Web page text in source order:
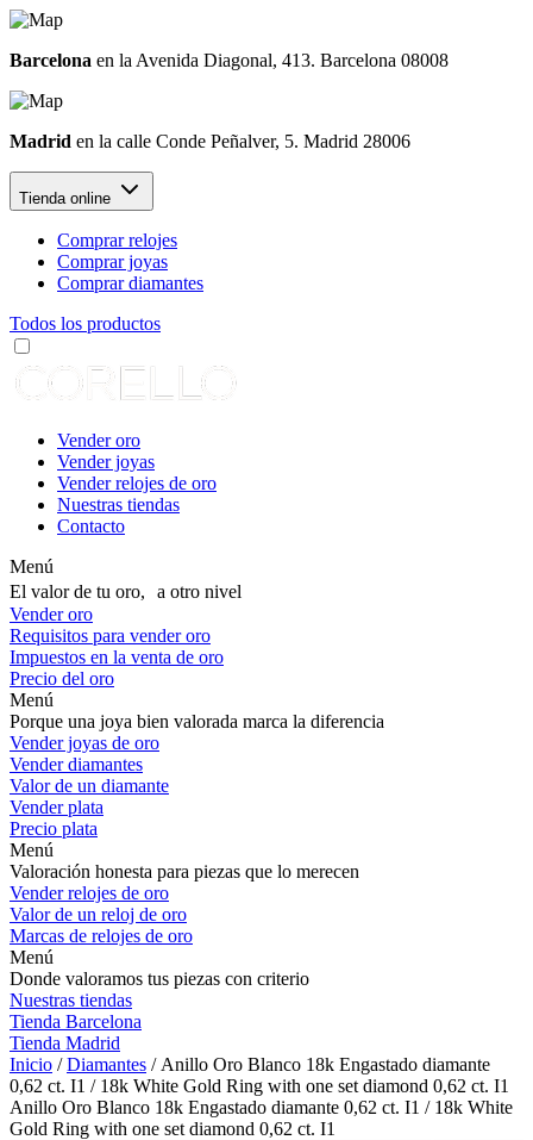
Barcelona en la Avenida Diagonal, 413. Barcelona 08008
Madrid en la calle Conde Peñalver, 5. Madrid 28006
Tienda online
Comprar relojes
Comprar joyas
Comprar diamantes
Todos los productos
Vender oro
Vender joyas
Vender relojes de oro
Nuestras tiendas
Contacto
Menú
El valor de tu oro, a otro nivel
Vender oro
Requisitos para vender oro
Impuestos en la venta de oro
Precio del oro
Menú
Porque una joya bien valorada marca la diferencia
Vender joyas de oro
Vender diamantes
Valor de un diamante
Vender plata
Precio plata
Menú
Valoración honesta para piezas que lo merecen
Vender relojes de oro
Valor de un reloj de oro
Marcas de relojes de oro
Menú
Donde valoramos tus piezas con criterio
Nuestras tiendas
Tienda Barcelona
Tienda Madrid
Inicio /Diamantes / Anillo Oro Blanco 18k Engastado diamante
0,62 ct. I1 / 18k White Gold Ring with one set diamond 0,62 ct. I1
Anillo Oro Blanco 18k Engastado diamante 0,62 ct. I1 / 18k White
Gold Ring with one set diamond 0,62 ct. I1